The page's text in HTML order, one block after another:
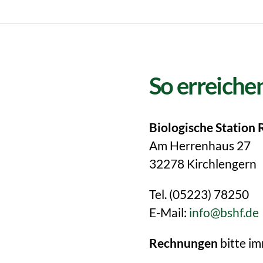
So
Biologische Station
Am Herrenhaus 27
32278 Kirchlengern
Tel. (05223) 78250
E-Mail: info@bshf.de
Rechnungen bitte